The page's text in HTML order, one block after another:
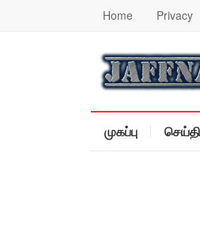
Home Privacy
முகப்பு